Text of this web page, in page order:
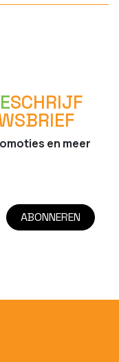
SCHRIJF
en meer
ABONNEREN